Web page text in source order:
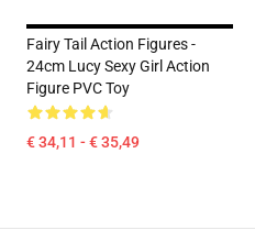
Fairy Tail Action Figures -
24cm Lucy Sexy Girl Action
Figure PVC Toy
€ 34,11 - € 35,49